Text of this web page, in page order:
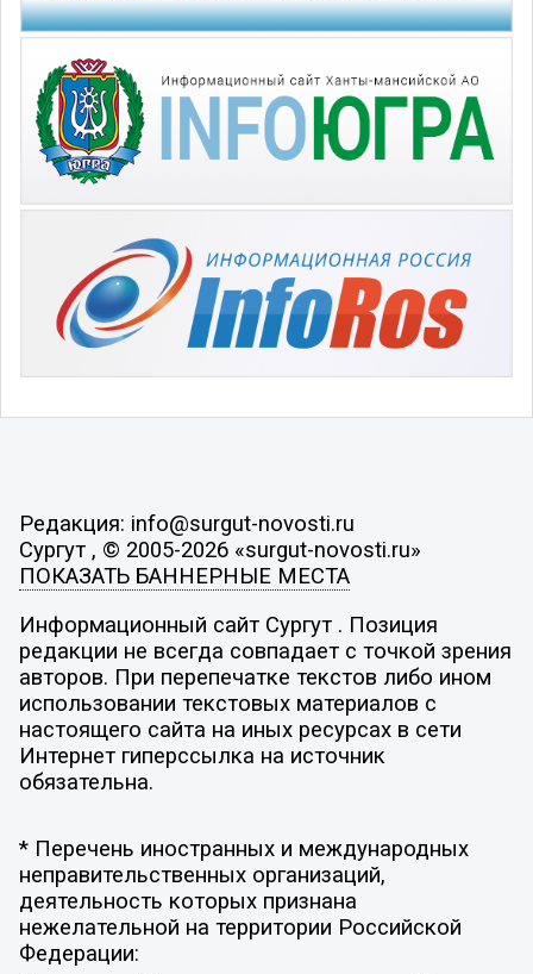
Редакция: info@surgut-novosti.ru
Сургут , © 2005-2026 «surgut-novosti.ru»
ПОКАЗАТЬ БАННЕРНЫЕ МЕСТА
Информационный сайт Сургут . Позиция
редакции не всегда совпадает с точкой зрения
авторов. При перепечатке текстов либо ином
использовании текстовых материалов с
настоящего сайта на иных ресурсах в сети
Интернет гиперссылка на источник
обязательна.
* Перечень иностранных и международных
неправительственных организаций,
деятельность которых признана
нежелательной на территории Российской
Федерации: